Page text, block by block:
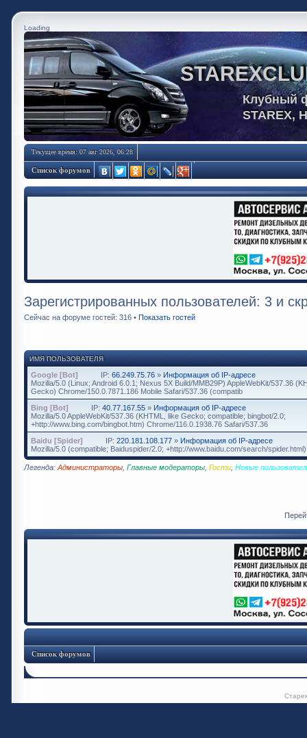
Loading
Клубный
STAREX,
Текущее время: 07 авг 2026, 06:28
Список форумов
Зарегистрированных пользователей: 3 и
Сейчас на форуме гостей: 316 • Показать гостей
ИМЯ ПОЛЬЗОВАТЕЛЯ
Google [Bot] IP: 66.249.75.76 » Информация об IP-адресе
Mozilla/5.0 (Linux; Android 6.0.1; Nexus 5X Build/MMB29P) AppleWebKit/537.36
Gecko) Chrome/150.0.7871.186 Mobile Safari/537.36 (compatib
Bing [Bot]
IP: 40.77.167.55 » Информация об IP-адресе
Mozilla/5.0 AppleWebKit/537.36 (KHTML, like Gecko; compatible; bingbot/2.0;
+http://www.bing.com/bingbot.htm) Chrome/116.0.1938.76 Safari/537.36
Baidu [Spider]
IP: 220.181.108.177 » Информация об IP-адресе
Mozilla/5.0 (compatible; Baiduspider/2.0; +http://www.baidu.com/search/spider.html)
Легенда: Администраторы Главные модераторы Гости Новые
Список форумов